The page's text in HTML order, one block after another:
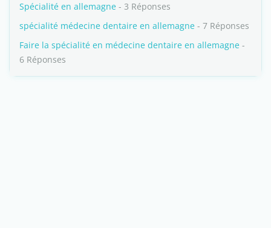
Spécialité en allemagne - 3 Réponses
spécialité médecine dentaire en allemagne - 7 Réponses
Faire la spécialité en médecine dentaire en allemagne -
6 Réponses